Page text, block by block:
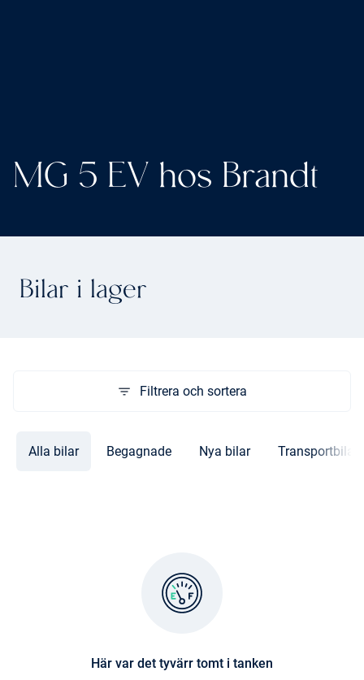
MG 5 EV hos Brandt
Bilar i lager
Filtrera och sortera
Alla bilar Begagnade Nya bilar Transportbilar
Här var det tyvärr tomt i tanken